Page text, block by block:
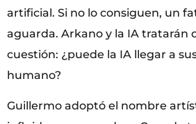
artificial. Si no lo consiguen, un
aguarda. Arkano y la IA tratarán
cuestión: ¿puede la IA llegar a
humano?
Guillermo adoptó el nombre